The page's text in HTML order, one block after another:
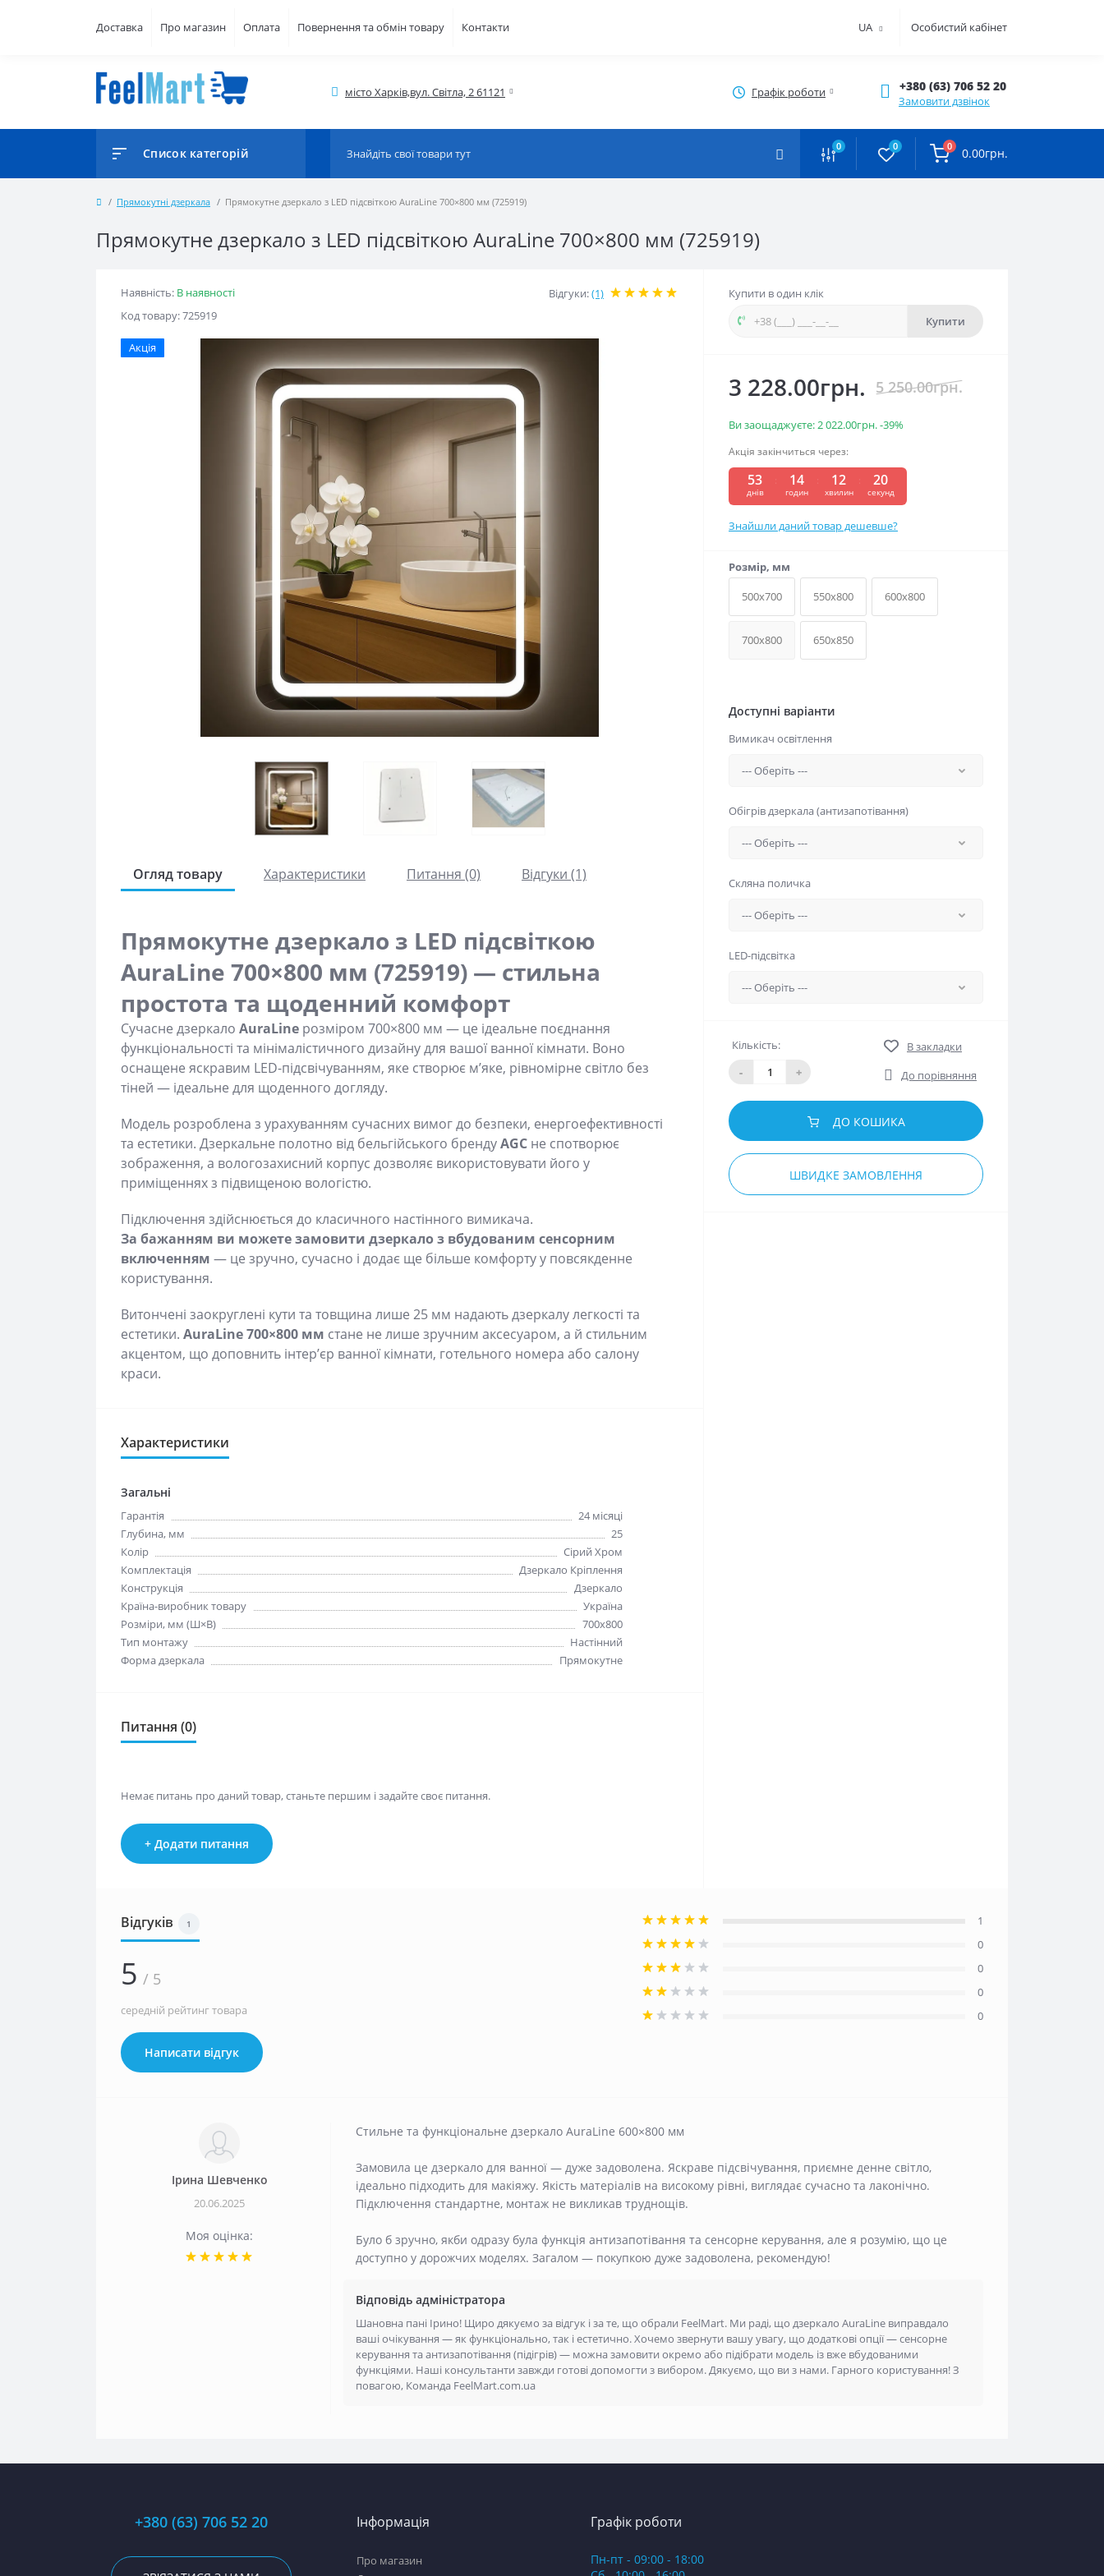
Доставка Про магазин Оплата Повернення та обмін товару Контакти UA Особистий кабінет
місто Харків,вул. Світла, 2 61121 Графік роботи +380 (63) 706 52 20
Замовити дзвінок
Список категорій 0 0 0 0.00грн.
Прямокутні дзеркала Прямокутне дзеркало з LED підсвіткою AuraLine 700×800 мм (725919)
Прямокутне дзеркало з LED підсвіткою AuraLine 700×800 мм (725919)
Наявність: В наявності
Код товару: 725919
Відгуки:(1)
Акція
Огляд товару Характеристики Питання (0) Відгуки (1)
Прямокутне дзеркало з LED підсвіткою
AuraLine 700×800 мм (725919) — стильна
простота та щоденний комфорт
Сучасне дзеркало AuraLine розміром 700×800 мм — це ідеальне поєднання
функціональності та мінімалістичного дизайну для вашої ванної кімнати. Воно
оснащене яскравим LED-підсвічуванням, яке створює м’яке, рівномірне світло без
тіней — ідеальне для щоденного догляду.
Модель розроблена з урахуванням сучасних вимог до безпеки, енергоефективності
та естетики. Дзеркальне полотно від бельгійського брендуAGC не спотворює
зображення, а вологозахисний корпус дозволяє використовувати його у
приміщеннях з підвищеною вологістю.
Підключення здійснюється до класичного настінного вимикача.
За бажанням ви можете замовити дзеркало з вбудованим сенсорним
включенням — це зручно, сучасно і додає ще більше комфорту у повсякденне
користування.
Витончені заокруглені кути та товщина лише 25 мм надають дзеркалу легкості та
естетики. AuraLine 700×800 мм стане не лише зручним аксесуаром, а й стильним
акцентом, що доповнить інтер’єр ванної кімнати, готельного номера або салону
краси.
Характеристики
Загальні
Гарантія
24 мiсяцi
Глубина, мм
25
Колір
Сiрий Хром
Комплектація
Дзеркало Крiплення
Конструкція
Дзеркало
Країна-виробник товару
Україна
Розміри, мм (Ш×В)
700x800
Тип монтажу
Настінний
Форма дзеркала
Прямокутне
Питання (0)
Немає питань про даний товар, станьте першим і задайте своє питання.
+ Додати питання
Купити в один клік
Купити
3 228.00грн. 5 250.00грн.
Ви заощаджуєте:2 022.00грн.-39%
Акція закінчиться через:
53
днів
14
годин
12
хвилин
19
секунд
Знайшли даний товар дешевше?
Розмір, мм
500x700
550x800 600x800
700x800 650x850
Доступні варіанти
Вимикач освітлення
Обігрів дзеркала (антизапотівання)
Скляна поличка
LED-підсвітка
Кількість:
-
+
В закладки
До порівняння
ДО КОШИКА
ШВИДКЕ ЗАМОВЛЕННЯ
Відгуків 1
5 / 5
середній рейтинг товара
Написати відгук
1
0
0
0
0
Ірина Шевченко
20.06.2025
Моя оцінка:
Стильне та функціональне дзеркало AuraLine 600×800 мм
Замовила це дзеркало для ванної — дуже задоволена. Яскраве підсвічування, приємне денне світло,
ідеально підходить для макіяжу. Якість матеріалів на високому рівні, виглядає сучасно та лаконічно.
Підключення стандартне, монтаж не викликав труднощів.
Було б зручно, якби одразу була функція антизапотівання та сенсорне керування, але я розумію, що це
доступно у дорожчих моделях. Загалом — покупкою дуже задоволена, рекомендую!
Відповідь адміністратора
Шановна пані Ірино! Щиро дякуємо за відгук і за те, що обрали FeelMart. Ми раді, що дзеркало AuraLine виправдало
ваші очікування — як функціонально, так і естетично. Хочемо звернути вашу увагу, що додаткові опції — сенсорне
керування та антизапотівання (підігрів) — можна замовити окремо або підібрати модель із вже вбудованими
функціями. Наші консультанти завжди готові допомогти з вибором. Дякуємо, що ви з нами. Гарного користування! З
повагою, Команда FeelMart.com.ua
+380 (63) 706 52 20 Інформація
Про магазин
Графік роботи
Пн-пт - 09:00 - 18:00